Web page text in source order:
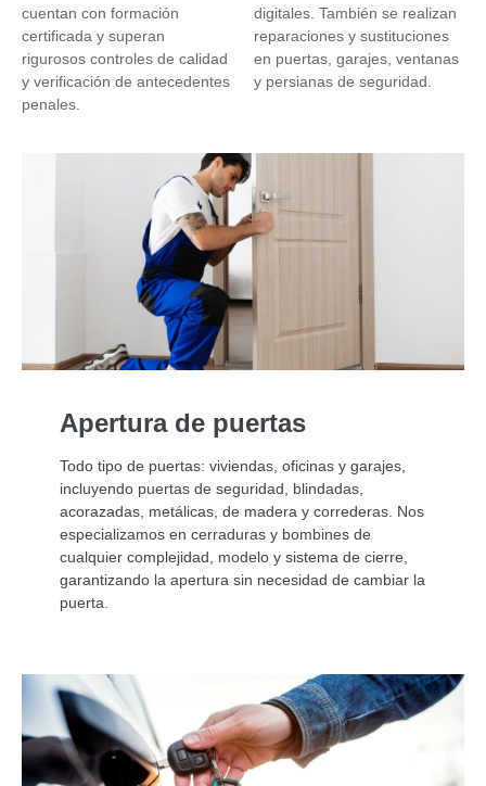
cuentan con formación
certificada y superan
rigurosos controles de calidad
y verificación de antecedentes
penales.
digitales. También se realizan
reparaciones y sustituciones
en puertas, garajes, ventanas
y persianas de seguridad.
Apertura de puertas
Todo tipo de puertas: viviendas, oficinas y garajes,
incluyendo puertas de seguridad, blindadas,
acorazadas, metálicas, de madera y correderas. Nos
especializamos en cerraduras y bombines de
cualquier complejidad, modelo y sistema de cierre,
garantizando la apertura sin necesidad de cambiar la
puerta.